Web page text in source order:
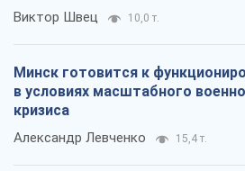
Виктор Швец 10,0 т.
Минск готовится к
в условиях масштабного
кризиса
Александр Левченко 15,4 т.